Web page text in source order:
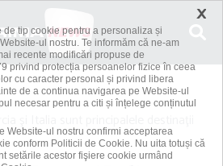
şi Italia sunt principalele destinaţii
×
de tip cookie pentru a personaliza și
ul nostru. Te informăm că ne-am
recente modificări propuse de
privind protecția persoanelor fizice în ceea
cu caracter personal și privind libera
de a continua navigarea pe Website-ul
necesar pentru a citi și înțelege conținutul
Website-ul nostru confirmi acceptarea
conform Politicii de Cookie. Nu uita totuși că
setările acestor fişiere cookie urmând